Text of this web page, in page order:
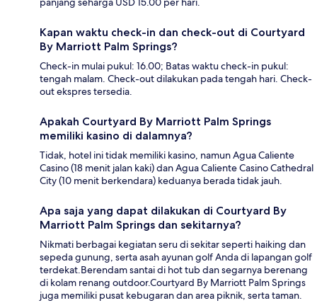
Kapan waktu check-in dan check-out di Courtyard
By Marriott Palm Springs?
Check-in mulai pukul: 16.00; Batas waktu check-in pukul:
tengah malam. Check-out dilakukan pada tengah hari. Check-
out ekspres tersedia.
Apakah Courtyard By Marriott Palm Springs
memiliki kasino di dalamnya?
Tidak, hotel ini tidak memiliki kasino, namun Agua Caliente
Casino (18 menit jalan kaki) dan Agua Caliente Casino Cathedral
City (10 menit berkendara) keduanya berada tidak jauh.
Apa saja yang dapat dilakukan di Courtyard By
Marriott Palm Springs dan sekitarnya?
Nikmati berbagai kegiatan seru di sekitar seperti haiking dan
sepeda gunung, serta asah ayunan golf Anda di lapangan golf
terdekat.Berendam santai di hot tub dan segarnya berenang
di kolam renang outdoor.Courtyard By Marriott Palm Springs
juga memiliki pusat kebugaran dan area piknik, serta taman.